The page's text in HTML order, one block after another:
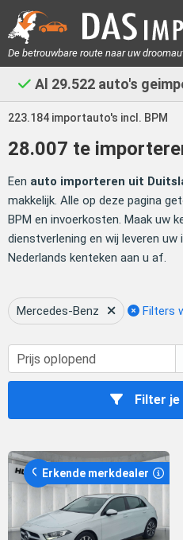
De betrouwbare route naar uw
Al29.522auto's
223.184 importauto's incl. BPM
28.007 te
Een auto importeren uit
makkelijk. Alle op deze pagina
BPM en invoerkosten. Maak uw
dienstverlening en wij leveren
Nederlands kenteken aan u af.
Mercedes-Benz Filters
Filter
Erkende merkdealer